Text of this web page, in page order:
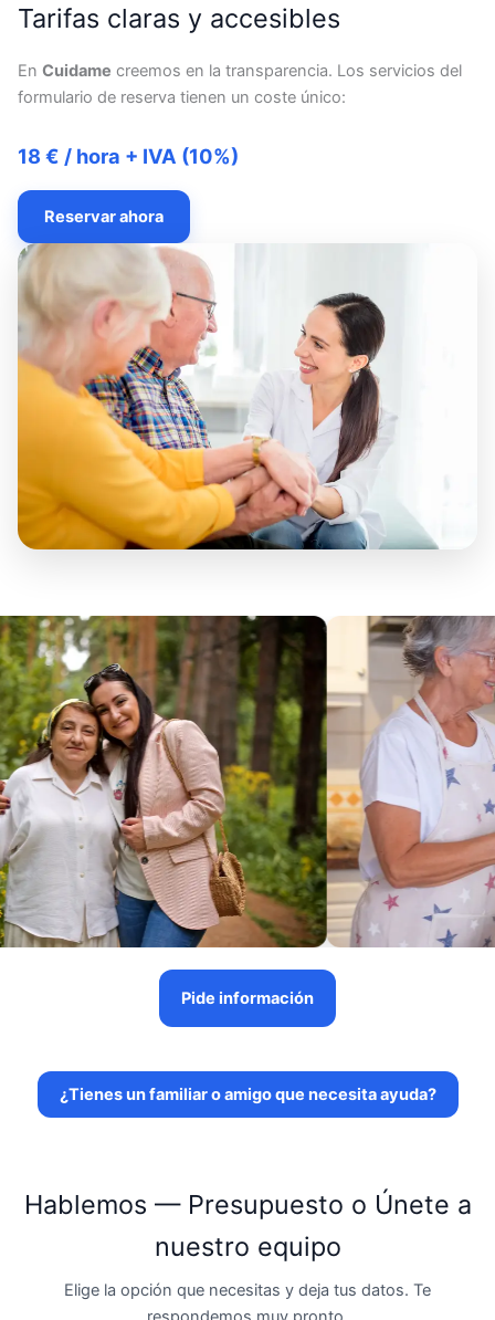
Tarifas claras y accesibles
En Cuidame creemos en la transparencia. Los servicios del
formulario de reserva tienen un coste único:
18 € / hora + IVA (10%)
Reservar ahora
Pide información
¿Tienes un familiar o amigo que necesita ayuda?
Hablemos — Presupuesto o Únete a
nuestro equipo
Elige la opción que necesitas y deja tus datos. Te